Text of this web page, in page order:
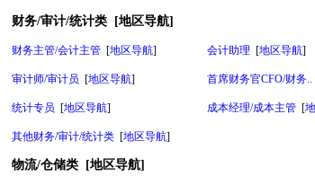
财务/审计/统计类 [地区导航]
财务主管/会计主管 [地区导航] 会计助理 [地区导航]
审计师/审计员 [地区导航] 首席财务官CFO/财务..
统计专员 [地区导航] 成本经理/成本主管 [
其他财务/审计/统计类 [地区导航]
物流/仓储类 [地区导航]